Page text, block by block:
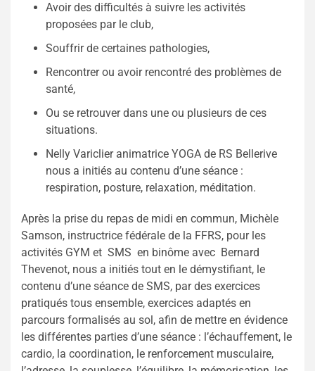
Avoir des difficultés à suivre les activités
proposées par le club,
Souffrir de certaines pathologies,
Rencontrer ou avoir rencontré des problèmes de
santé,
Ou se retrouver dans une ou plusieurs de ces
situations.
Nelly Variclier animatrice YOGA de RS Bellerive
nous a initiés au contenu d’une séance :
respiration, posture, relaxation, méditation.
Après la prise du repas de midi en commun, Michèle
Samson, instructrice fédérale de la FFRS, pour les
activités GYM et SMS en binôme avec Bernard
Thevenot, nous a initiés tout en le démystifiant, le
contenu d’une séance de SMS, par des exercices
pratiqués tous ensemble, exercices adaptés en
parcours formalisés au sol, afin de mettre en évidence
les différentes parties d’une séance : l’échauffement, le
cardio, la coordination, le renforcement musculaire,